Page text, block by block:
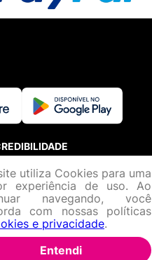
utiliza Cookies para uma
experiência de uso. Ao
navegando, você
com nossas políticas
e privacidade.
Entendi